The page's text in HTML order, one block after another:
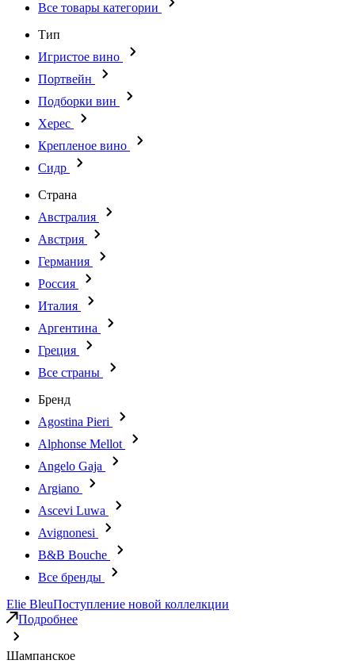
Все товары категории
Тип
Игристое вино
Портвейн
Подборки вин
Херес
Крепленое вино
Сидр
Страна
Австралия
Австрия
Германия
Россия
Италия
Аргентина
Греция
Все страны
Бренд
Agostina Pieri
Alphonse Mellot
Angelo Gaja
Argiano
Ascevi Luwa
Avignonesi
B&B Bouche
Все бренды
Elie BleuПоступление новой коллелкции
Подробнее
Шампанское